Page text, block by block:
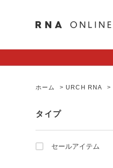
ホーム > URCH RNA >
タイプ
セールアイテム